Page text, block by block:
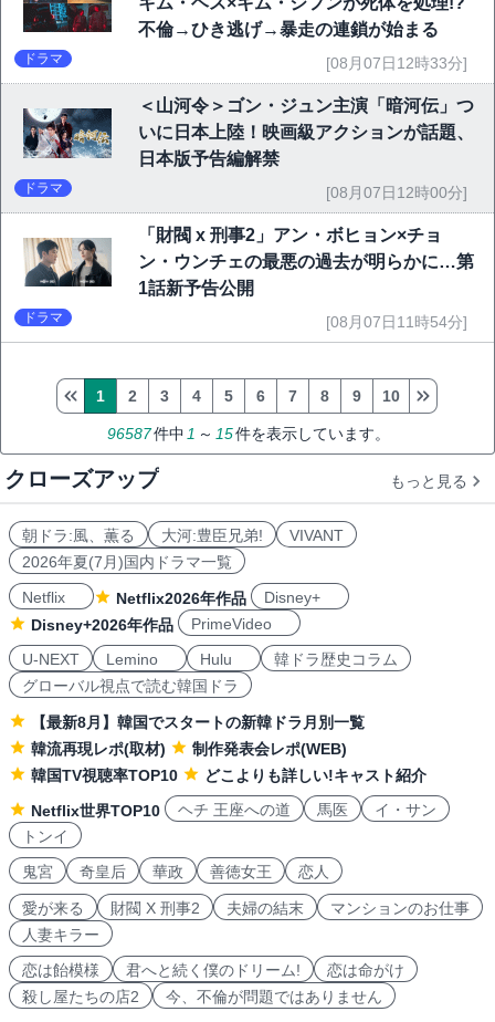
不倫→ひき逃げ→暴走の連鎖が始まる
ドラマ [08月07日12時33分]
＜山河令＞ゴン・ジュン主演「暗河伝」つ
いに日本上陸！映画級アクションが話題、
日本版予告編解禁
ドラマ [08月07日12時00分]
「財閥 x 刑事2」アン・ボヒョン×チョ
ン・ウンチェの最悪の過去が明らかに…第
1話新予告公開
ドラマ [08月07日11時54分]
96587件中 1 ～ 15件を表示しています。
1 2 3 4 5 6 7 8 9 10
クローズアップ もっと見る
朝ドラ:風、薫る 大河:豊臣兄弟!
VIVANT
2026年夏(7月)国内ドラマ一覧
Netflix
Netflix2026年作品
Disney+
Disney+2026年作品
PrimeVideo
U-NEXT
Lemino Hulu
韓ドラ歴史コラム
グローバル視点で読む韓国ドラ
【最新8月】韓国でスタートの新韓ドラ月別一覧
韓流再現レポ(取材)
制作発表会レポ(WEB)
韓国TV視聴率TOP10
どこよりも詳しい!キャスト紹介
Netflix世界TOP10
ヘチ 王座への道 馬医
イ・サン
トンイ
鬼宮
奇皇后 華政 善徳女王 恋人
愛が来る 財閥 X 刑事2 夫婦の結末
マンションのお仕事
人妻キラー
恋は飴模様
君へと続く僕のドリーム!
恋は命がけ
殺し屋たちの店2
今、不倫が問題ではありません